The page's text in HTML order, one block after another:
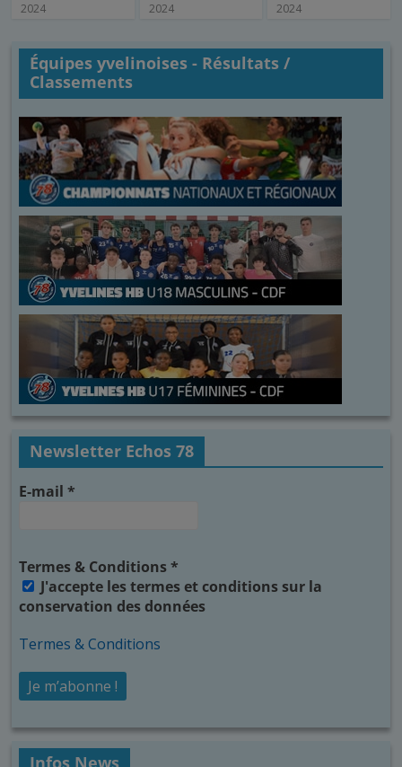
2024
2024
2024
Équipes yvelinoises - Résultats /
Classements
Newsletter Echos 78
E-mail*
Termes & Conditions*
J'accepte les termes et conditions sur la
conservation des données
Termes & Conditions